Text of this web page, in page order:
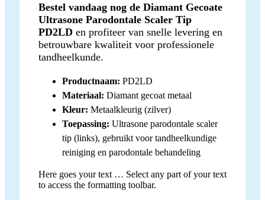
Bestel vandaag nog de Diamant Gecoate
Ultrasone Parodontale Scaler Tip
PD2LD en profiteer van snelle levering en
betrouwbare kwaliteit voor professionele
tandheelkunde.
Productnaam: PD2LD
Materiaal: Diamant gecoat metaal
Kleur: Metaalkleurig (zilver)
Toepassing: Ultrasone parodontale scaler
tip (links), gebruikt voor tandheelkundige
reiniging en parodontale behandeling
Here goes your text … Select any part of your text
to access the formatting toolbar.